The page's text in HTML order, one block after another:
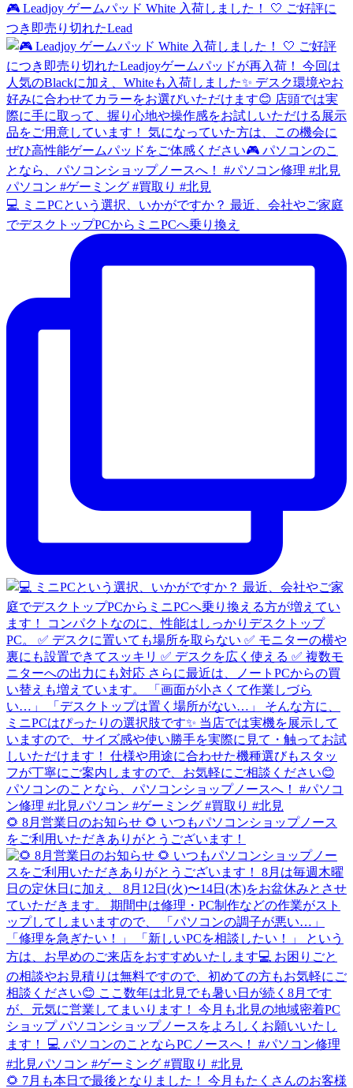
🎮 Leadjoy ゲームパッド White 入荷しました！ 🤍 ご好評に
つき即売り切れたLead
💻 ミニPCという選択、いかがですか？ 最近、会社やご家庭
でデスクトップPCからミニPCへ乗り換え
🌻 8月営業日のお知らせ 🌻 いつもパソコンショップノース
をご利用いただきありがとうございます！
🌻 7月も本日で最後となりました！ 今月もたくさんのお客様